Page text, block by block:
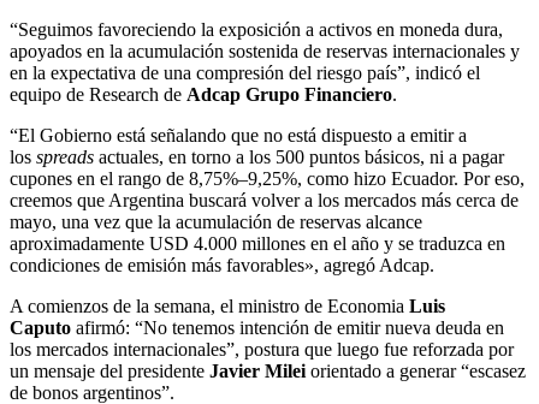
“Seguimos favoreciendo la exposición a activos en moneda dura,
apoyados en la acumulación sostenida de reservas internacionales y
en la expectativa de una compresión del riesgo país”, indicó el
equipo de Research de Adcap Grupo Financiero.
“El Gobierno está señalando que no está dispuesto a emitir a
los spreads actuales, en torno a los 500 puntos básicos, ni a pagar
cupones en el rango de 8,75%–9,25%, como hizo Ecuador. Por eso,
creemos que Argentina buscará volver a los mercados más cerca de
mayo, una vez que la acumulación de reservas alcance
aproximadamente USD 4.000 millones en el año y se traduzca en
condiciones de emisión más favorables», agregó Adcap.
A comienzos de la semana, el ministro de Economia Luis
Caputo afirmó: “No tenemos intención de emitir nueva deuda en
los mercados internacionalesˮ, postura que luego fue reforzada por
un mensaje del presidente Javier Milei orientado a generar “escasez
de bonos argentinosˮ.